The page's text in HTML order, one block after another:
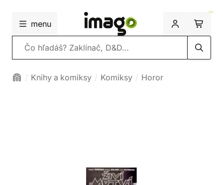
menu
Vyhľadávanie
Knihy a komiksy Komiksy Horor